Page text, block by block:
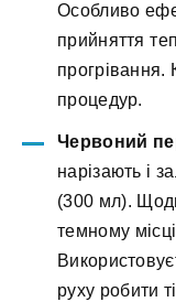
Особливо
прийняття
прогрівання.
процедур.
Червоний
нарізають і
(300 мл).
темному
руху робити